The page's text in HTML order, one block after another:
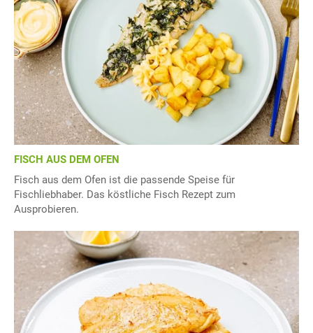
FISCH AUS DEM OFEN
Fisch aus dem Ofen ist die passende Speise für
Fischliebhaber. Das köstliche Fisch Rezept zum
Ausprobieren.